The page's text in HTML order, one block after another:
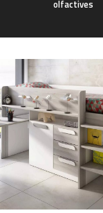
olfactives